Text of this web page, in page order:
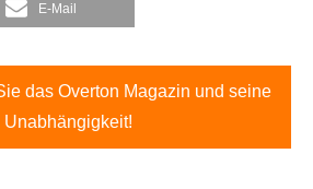
E-Mail
das Overton Magazin und seine
Unabhängigkeit!